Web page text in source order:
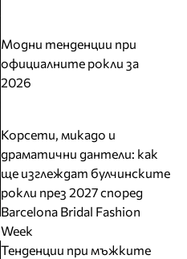
Модни тенденции при
официалните рокли за
2026
Корсети, микадо и
драматични дантели: как
ще изглеждат булчинските
рокли през 2027 според
Barcelona Bridal Fashion
Week
Тенденции при мъжките